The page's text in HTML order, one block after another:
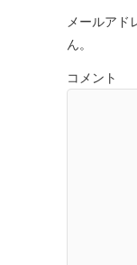
メールアド
ん。
コメント